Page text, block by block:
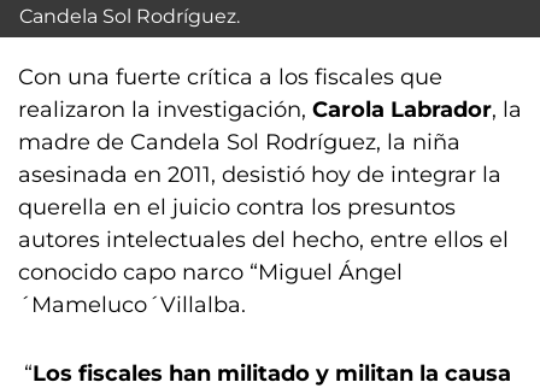
Candela Sol Rodríguez.
Con una fuerte crítica a los fiscales que
realizaron la investigación, Carola Labrador, la
madre de Candela Sol Rodríguez, la niña
asesinada en 2011, desistió hoy de integrar la
querella en el juicio contra los presuntos
autores intelectuales del hecho, entre ellos el
conocido capo narco “Miguel Ángel
´Mameluco´Villalba.
“Los fiscales han militado y militan la causa